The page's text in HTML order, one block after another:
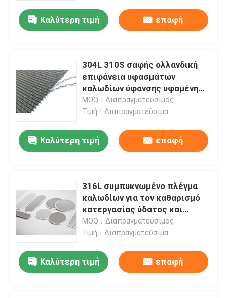
Καλύτερη τιμή επαφή
304L 310S σαφής ολλανδική
επιφάνεια υφασμάτων
καλωδίων ύφανσης υφαμένη
πλέγμα κατασκευασμένη
ελαφρώς
MOQ：Διαπραγματεύσιμος
Τιμή：Διαπραγματεύσιμα
Καλύτερη τιμή επαφή
316L συμπυκνωμένο πλέγμα
καλωδίων για τον καθαρισμό
κατεργασίας ύδατος και
αερίου
MOQ：Διαπραγματεύσιμος
Τιμή：Διαπραγματεύσιμα
Καλύτερη τιμή επαφή